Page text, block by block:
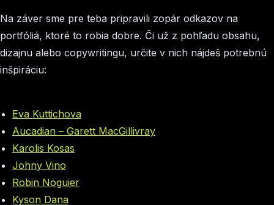
Na záver sme pre teba pripravili zopár odkazov na
portfóliá, ktoré to robia dobre. Či už z pohľadu obsahu,
dizajnu alebo copywritingu, určite v nich nájdeš potrebnú
inšpiráciu:
Eva Kuttichova
Aucadian – Garett MacGillivray
Karolis Kosas
Johny Vino
Robin Noguier
Kyson Dana